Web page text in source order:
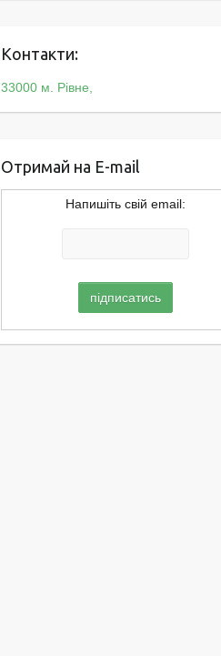
Контакти:
33000 м. Рівне,
Отримай на E-mail
Напишіть свій email: